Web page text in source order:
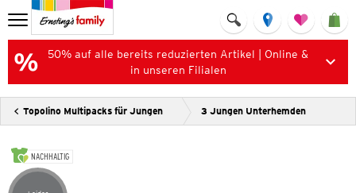
50% auf alle bereits reduzierten Artikel | Online &
in unseren Filialen
Topolino Multipacks für Jungen 3 Jungen Unterhemden
NACHHALTIG